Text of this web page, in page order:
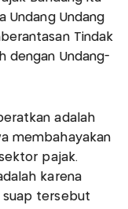
Undang Undang
Tindak
dengan Undang-
adalah
membahayakan
pajak.
karena
suap tersebut